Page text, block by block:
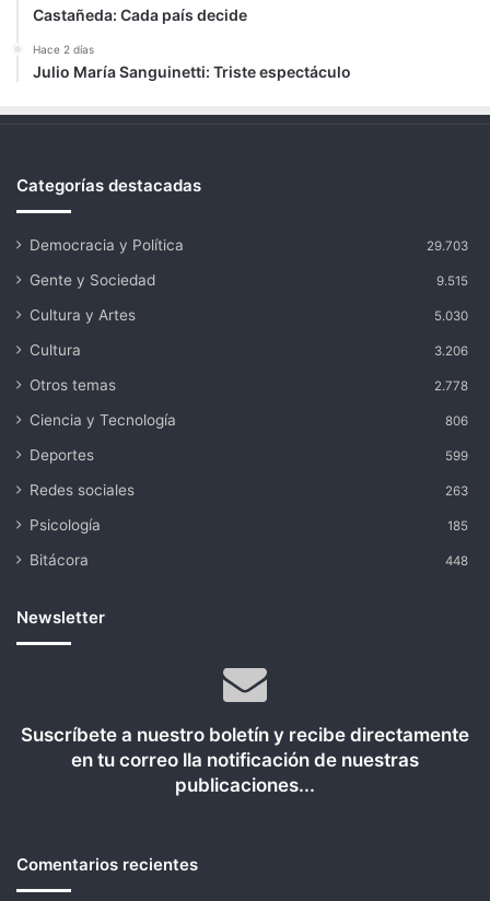
Castañeda: Cada país decide
Hace 2 días
Julio María Sanguinetti: Triste espectáculo
Categorías destacadas
Democracia y Política 29.703
Gente y Sociedad 9.515
Cultura y Artes 5.030
Cultura 3.206
Otros temas 2.778
Ciencia y Tecnología 806
Deportes 599
Redes sociales 263
Psicología 185
Bitácora 448
Newsletter
Suscríbete a nuestro boletín y recibe directamente
en tu correo lla notificación de nuestras
publicaciones...
Comentarios recientes